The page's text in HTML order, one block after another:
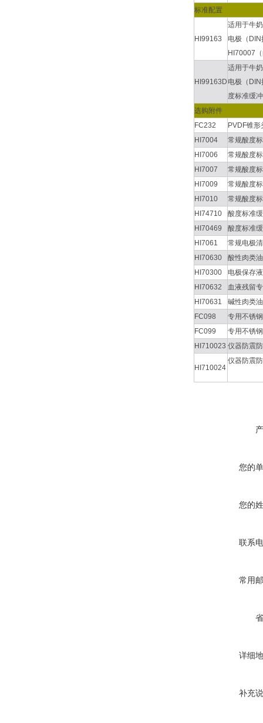
标准配置
HI99163
适用于牛
电极（
HI70007
HI99163D
适用于牛
电极（
度标准缓
选购附件
FC232
PVDF锥
HI7004
常规酸度
HI7006
常规酸度
HI7007
常规酸度
HI7009
常规酸度
HI7010
常规酸度
HI74710
酸度标准
HI70469
酸度标准
HI7061
常规电极
HI70630
酸性肉类
HI70300
电极保存液
HI70632
血液残留
HI70631
碱性肉类
FC098
专用不锈
FC099
专用不锈
HI710023 仪器防震
HI710024
仪器防震
您的
您的
联系
常用
详细
补充